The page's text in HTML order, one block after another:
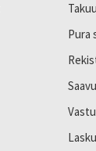
Pura